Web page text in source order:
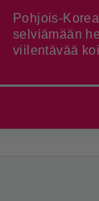
Pohjois-
selviämään
viilentävää